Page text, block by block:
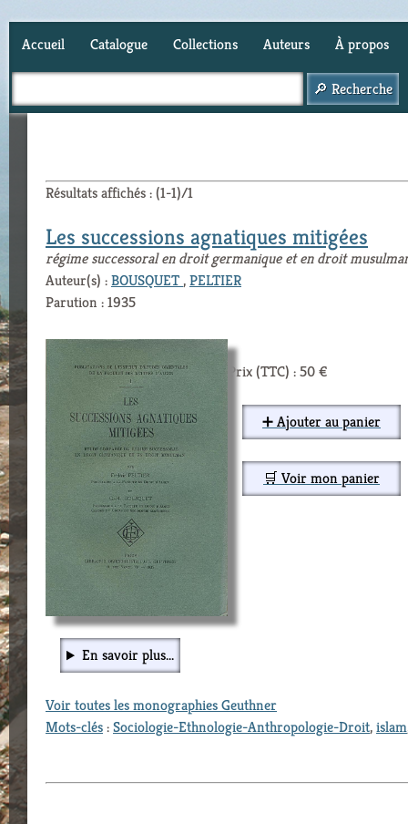
Accueil Catalogue Collections Auteurs À propos
Résultats affichés : (1-1)/1
Les successions agnatiques mitigées
régime successoral en droit germanique et en droit
Auteur(s) :BOUSQUET,PELTIER
Parution : 1935
Prix (TTC) : 50 €
➕ Ajouter au panier
🛒 Voir mon panier
En savoir plus...
Voir toutes les monographies Geuthner
Mots-clés:Sociologie-Ethnologie-Anthropologie-Droit,islam